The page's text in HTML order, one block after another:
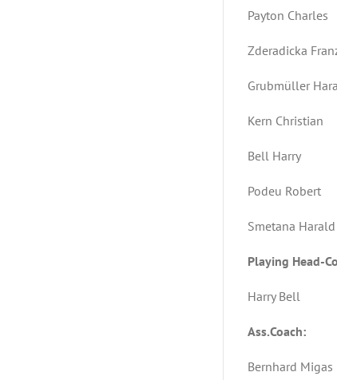
Payton
Kern
Bell
Podeu
Playing Head-
Harry Bell
Ass.Coach:
Bernhard Migas